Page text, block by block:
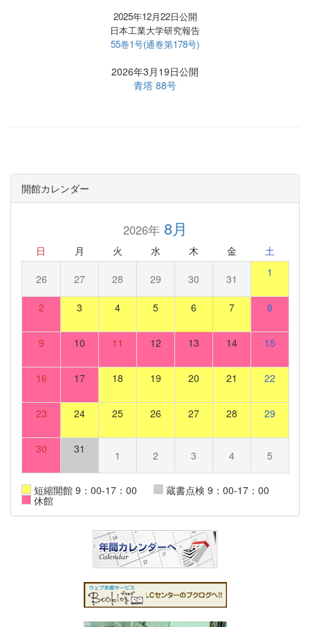
2025年12月22日公開
日本工業大学研究報告
55巻1号(通巻第178号)
2026年3月19日公開
青塔 88号
開館カレンダー
2026年8月
日 月 火 水 木 金 土
26 27 28 29 30 31 1
2 3 4 5 6 7 8
9 10 11 12 13 14 15
16 17 18 19 20 21 22
23 24 25 26 27 28 29
30 31 1 2 3 4 5
短縮開館 9：00-17：00 蔵書点検 9：00-17：00
休館